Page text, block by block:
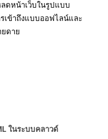
ดหน้าเว็บในรูปแบบ
เข้าถึงแบบออฟไลน์และ
ยดาย
ในระบบคลาวด์